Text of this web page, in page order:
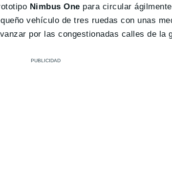
Nimbus One para circular
vehículo de tres ruedas con unas
por las congestionadas calles de la